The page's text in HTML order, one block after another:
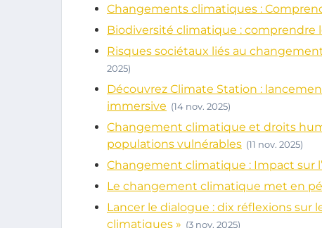
Changements climatiques :
Biodiversité climatique : comprendre
Risques sociétaux liés au
2025)
Découvrez Climate Station :
immersive (14 nov. 2025)
Changement climatique et droits
populations vulnérables (11 nov. 2025)
Changement climatique : Impact sur
Le changement climatique met en
Lancer le dialogue : dix réflexions sur
climatiques » (3 nov. 2025)